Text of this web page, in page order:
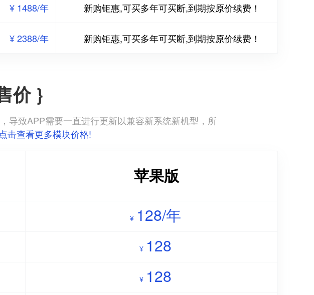
¥ 1488/年 新购钜惠,可买多年可买断,到期按原价续费！
¥ 2388/年 新购钜惠,可买多年可买断,到期按原价续费！
价 }
导致APP需要一直进行更新以兼容新系统新机型，所
点击查看更多模块价格!
苹果版
¥ 128/年
¥ 128
¥ 128